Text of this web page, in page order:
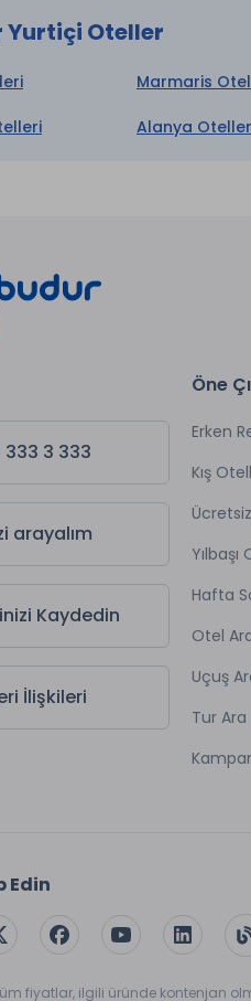
Yurtiçi Oteller
Marmaris
Alanya
333 3 333
arayalım
Kaydedin
İlişkileri
Öne
Erken
Kış
Yılbaşı
Hafta
Otel
Uçuş
Tur Ara
Edin
fiyatlar, ilgili üründe kontenjan